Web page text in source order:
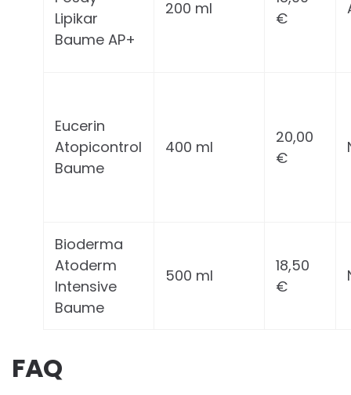
Lipikar
Baume AP+
200 ml
€
Eucerin
Atopicontrol
Baume
400 ml
20,00
€
Bioderma
Atoderm
Intensive
Baume
500 ml
18,50
€
FAQ